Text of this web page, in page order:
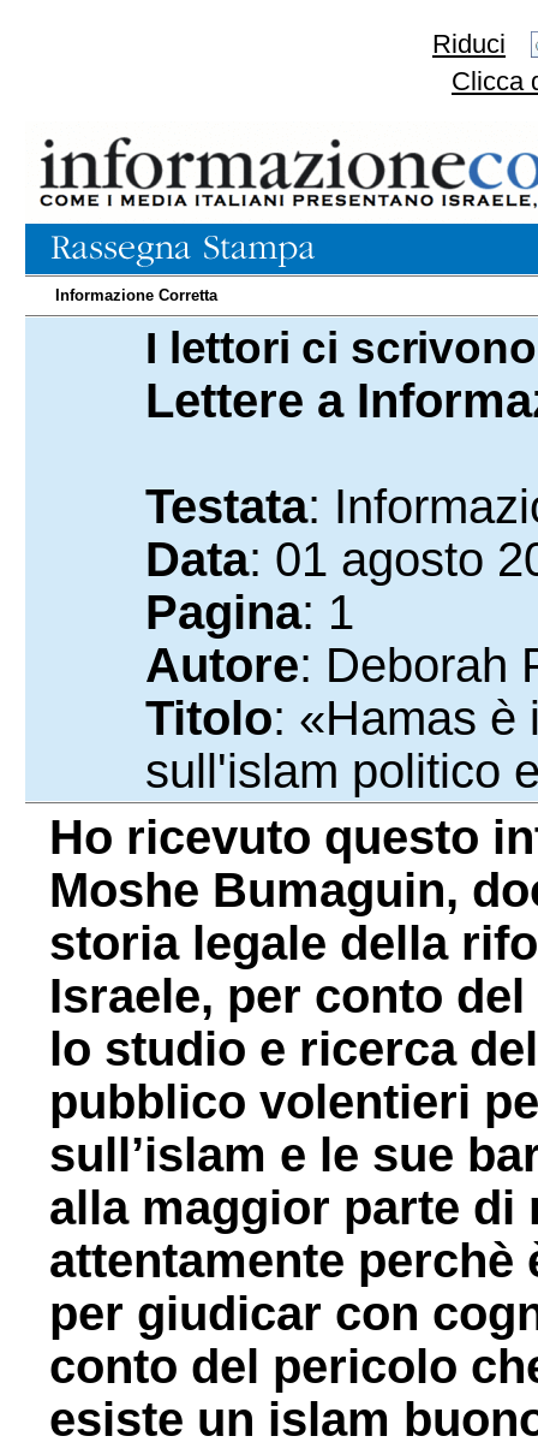
Riduci
Clicca
Informazione Corretta
I lettori ci
Lettere a
Testata:
Data: 01 agosto
Pagina: 1
Autore: Deborah
Titolo: «Hamas è
sull'islam politico
Ho ricevuto questo
Moshe Bumaguin,
storia legale della
Israele, per conto
lo studio e ricerca
pubblico volentieri
sull’islam e le sue
alla maggior parte di
attentamente
per giudicar con
conto del pericolo
esiste un islam